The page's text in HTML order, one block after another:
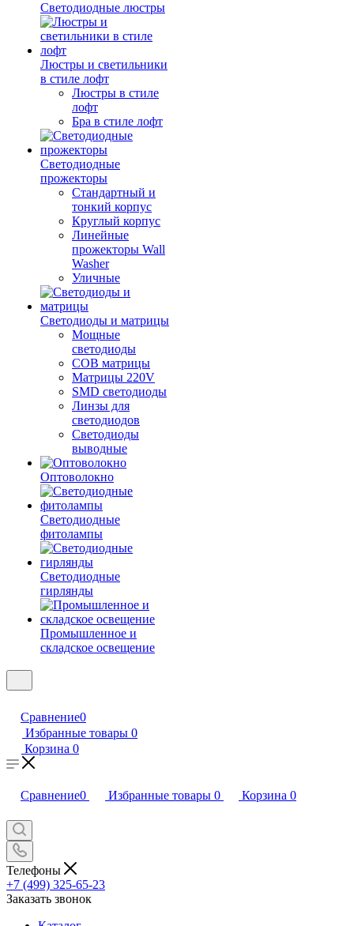
Светодиодные люстры
Люстры и светильники
в стиле лофт
Люстры в стиле
лофт
Бра в стиле лофт
Светодиодные
прожекторы
Стандартный и
тонкий корпус
Круглый корпус
Линейные
прожекторы Wall
Washer
Уличные
Светодиоды и матрицы
Мощные
светодиоды
COB матрицы
Матрицы 220V
SMD светодиоды
Линзы для
светодиодов
Светодиоды
выводные
Оптоволокно
Светодиодные
фитолампы
Светодиодные
гирлянды
Промышленное и
складское освещение
Сравнение0
Избранные товары 0
Корзина 0
Сравнение0 Избранные товары 0 Корзина 0
Телефоны
+7 (499) 325-65-23
Заказать звонок